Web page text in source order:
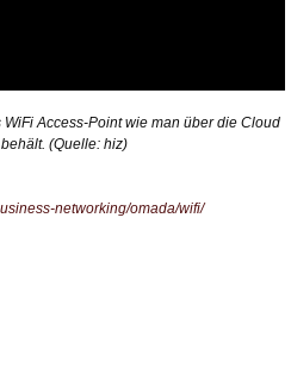
Access-Point wie man über die Cloud
(Quelle: hiz)
networking/omada/wifi/